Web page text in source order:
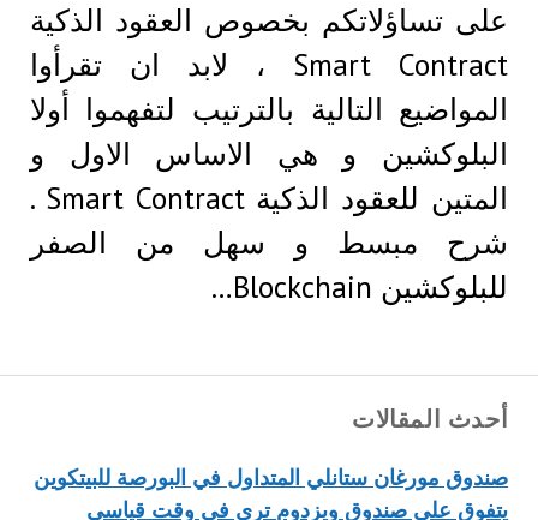
أحدث المقالات
صندوق مورغان ستانلي المتداول في البورصة للبيتكوين
يتفوق على صندوق ويزدوم تري في وقت قياسي
على تساؤلاتكم بخصوص العقود الذكية
Smart Contract ، لابد ان تقرأوا
المواضيع التالية بالترتيب لتفهموا أولا
البلوكشين و هي الاساس الاول و
المتين للعقود الذكية Smart Contract .
شرح مبسط و سهل من الصفر
للبلوكشين Blockchain…